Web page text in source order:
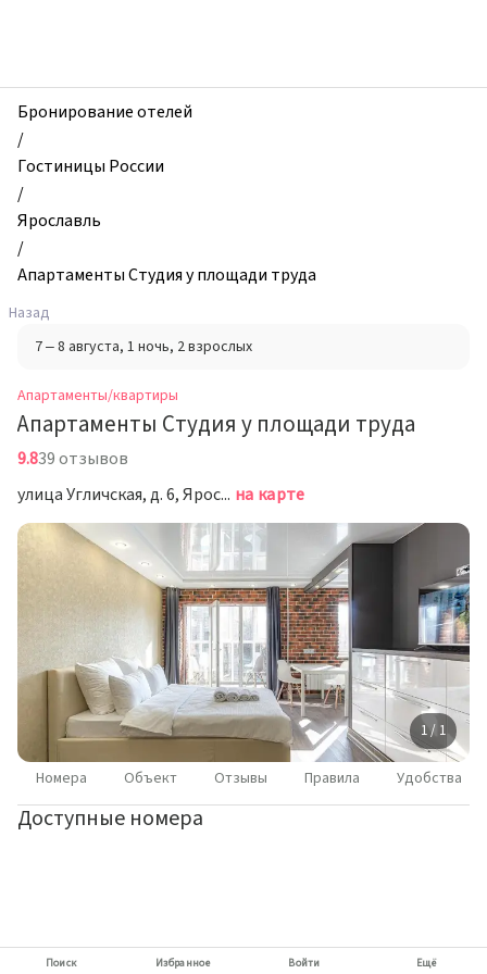
и
квартиры,
Апартаменты
Студия
площади
труда,
Ярославль,
Россия
Бронирование отелей
/
Гостиницы России
/
Ярославль
/
Апартаменты Студия у площади труда
Назад
7 – 8 августа, 1 ночь, 2 взрослых
Апартаменты/квартиры
Апартаменты Студия у площади труда
9.839 отзывов
улица Угличская, д. 6, Ярославль на карте
1 / 1
Номера Объект Отзывы Правила Удобства
Доступные номера
Поиск Избранное Войти Ещё